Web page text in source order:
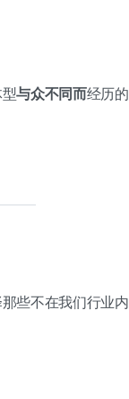
与众不同而经历
些不在我们行业